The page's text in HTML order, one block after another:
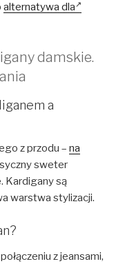
alternatywa dla
damskie.
a
z przodu – na
sweter
Kardigany są
warstwa stylizacji.
z jeansami,